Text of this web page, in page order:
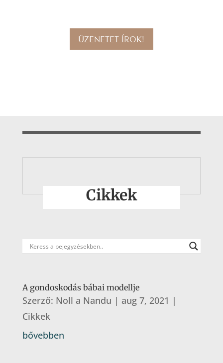
ÜZENETET ÍROK!
Cikkek
A gondoskodás bábai modellje
Szerző: Noll a Nandu | aug 7, 2021 |
Cikkek
bővebben